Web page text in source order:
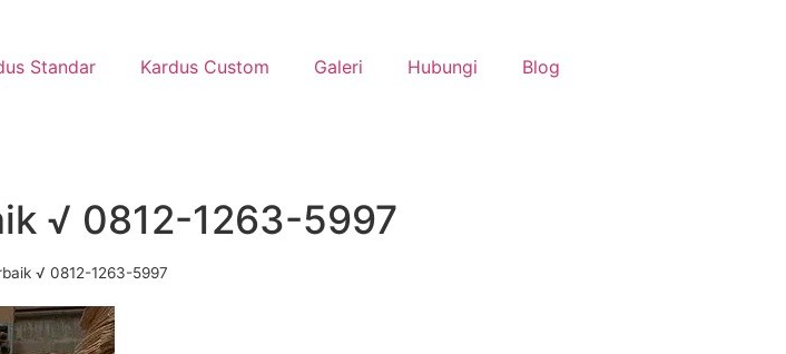
Standar Kardus Custom Galeri Hubungi Blog
√ 0812-1263-5997
√ 0812-1263-5997